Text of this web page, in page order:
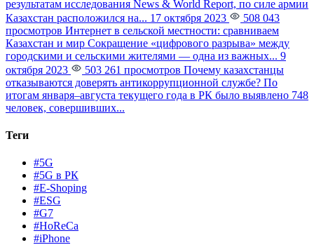
результатам исследования News & World Report, по силе армии
Казахстан расположился на... 17 октября 2023
508 043
просмотров Интернет в сельской местности: сравниваем
Казахстан и мир Сокращение «цифрового разрыва» между
городскими и сельскими жителями — одна из важных... 9
октября 2023
503 261 просмотров Почему казахстанцы
отказываются доверять антикоррупционной службе? По
итогам января–августа текущего года в РК было выявлено 748
человек, совершивших...
Теги
#5G
#5G в РК
#E-Shoping
#ESG
#G7
#HoReCa
#iPhone